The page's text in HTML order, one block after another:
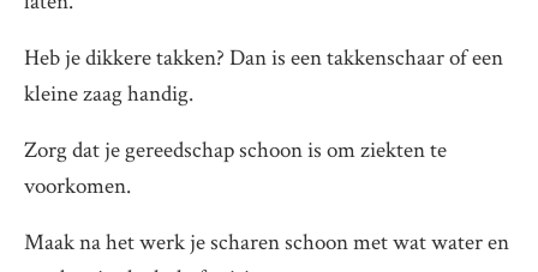
Heb je dikkere takken? Dan is een takkenschaar of een
kleine zaag handig.
Zorg dat je gereedschap schoon is om ziekten te
voorkomen.
Maak na het werk je scharen schoon met wat water en